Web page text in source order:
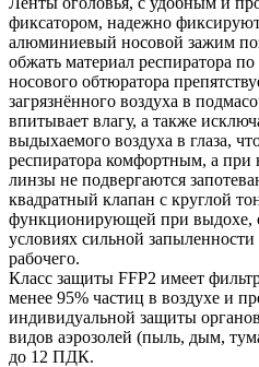
фиксатором, надежно
алюминиевый носовой зажим
обжать материал респиратора
носового обтюратора
загрязнённого воздуха в
впитывает влагу, а также
выдыхаемого воздуха в глаза,
респиратора комфортным, а
линзы не подвергаются
квадратный клапан с круглой
функционирующей при выдохе,
условиях сильной
рабочего.
Класс защиты FFP2 имеет
менее 95% частиц в воздухе и
индивидуальной защиты
видов аэрозолей (пыль, дым,
до 12 ПДК.